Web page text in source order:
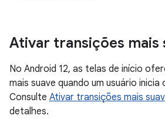
Ativar transições mais
No Android 12, as telas de início
mais suave quando um usuário inicia
Consulte Ativar transições mais
detalhes.